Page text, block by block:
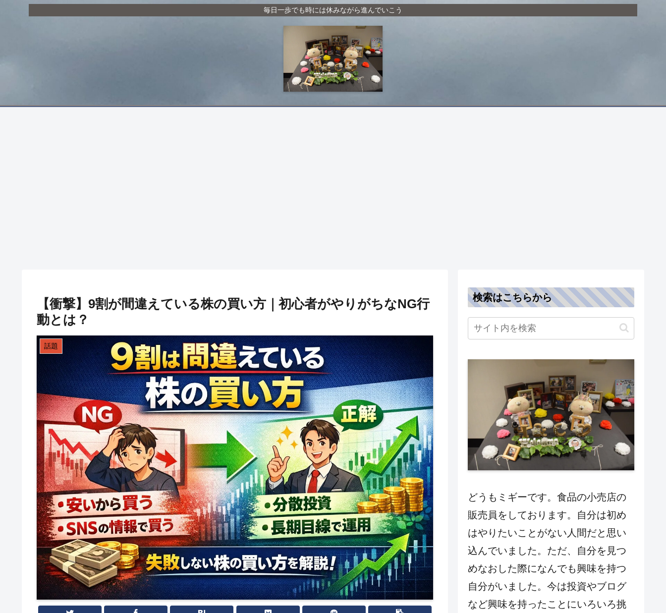
毎日一歩でも時には休みながら進んでいこう
【衝撃】9割が間違えている株の買い方｜初心者がやりがちなNG行
動とは？
話題
検索はこちらから
どうもミギーです。食品の小売店の
販売員をしております。自分は初め
はやりたいことがない人間だと思い
込んでいました。ただ、自分を見つ
めなおした際になんでも興味を持つ
自分がいました。今は投資やブログ
など興味を持ったことにいろいろ挑